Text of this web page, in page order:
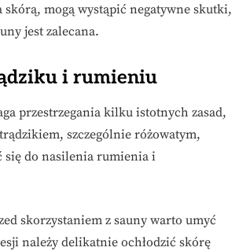
mogą wystąpić negatywne skutki,
jest zalecana.
i rumieniu
przestrzegania kilku istotnych zasad,
szczególnie różowatym,
się do nasilenia rumienia i
skorzystaniem z sauny warto umyć
należy delikatnie ochłodzić skórę